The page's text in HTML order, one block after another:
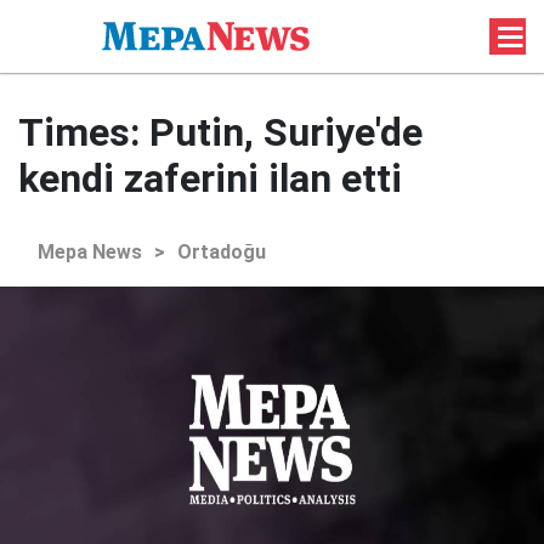
Times: Putin, Suriye'de
kendi zaferini ilan etti
Mepa News > Ortadoğu